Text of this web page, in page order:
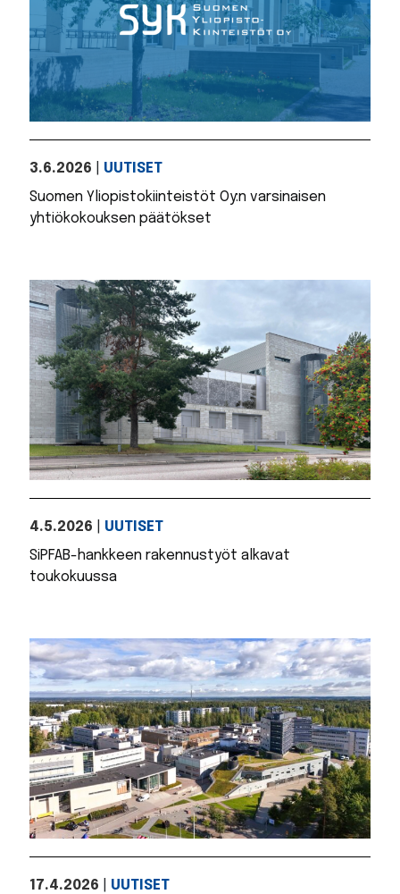
3.6.2026
UUTISET
Suomen Yliopistokiinteistöt Oy:n varsinaisen
yhtiökokouksen päätökset
4.5.2026
UUTISET
SiPFAB-hankkeen rakennustyöt alkavat
toukokuussa
17.4.2026 UUTISET